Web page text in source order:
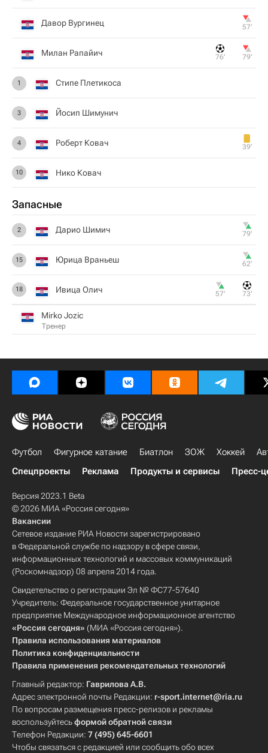
Давор Вургинец 57‎’‎
Милан Рапайич 76‎’‎ 79‎’‎
1 Стипе Плетикоса
3 Йосип Шимунич
4 Роберт Ковач 39‎’‎
10 Нико Ковач
Запасные
2 Дарио Шимич 79‎’‎
15 Юрица Враньеш 62‎’‎
18 Ивица Олич 57‎’‎ 73‎’‎
Mirko Jozic
Тренер
Футбол Фигурное катание Биатлон ЗОЖ Хоккей
Спецпроекты
Реклама Продукты и сервисы Пресс-
Версия 2023.1 Beta
© 2026 МИА «Россия сегодня»
Вакансии
Сетевое издание РИА Новости зарегистрировано
в Федеральной службе по надзору в сфере связи,
информационных технологий и массовых коммуникаций
(Роскомнадзор) 08 апреля 2014 года.
Свидетельство о регистрации Эл № ФС77-57640
Учредитель: Федеральное государственное унитарное
предприятие Международное информационное агентство
«Россия сегодня» (МИА «Россия сегодня»).
Правила использования материалов
Политика конфиденциальности
Правила применения рекомендательных технологий
Главный редактор: Гаврилова А.В.
Адрес электронной почты Редакции: r-sport.internet@ria.ru
По вопросам размещения пресс-релизов и рекламы
воспользуйтесьформой обратной связи
Телефон Редакции: 7 (495) 645-6601
Чтобы связаться с редакцией или сообщить обо всех